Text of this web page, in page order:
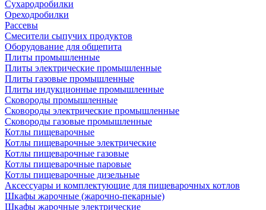
Сухародробилки
Ореходробилки
Рассевы
Смесители сыпучих продуктов
Оборудование для общепита
Плиты промышленные
Плиты электрические промышленные
Плиты газовые промышленные
Плиты индукционные промышленные
Сковороды промышленные
Сковороды электрические промышленные
Сковороды газовые промышленные
Котлы пищеварочные
Котлы пищеварочные электрические
Котлы пищеварочные газовые
Котлы пищеварочные паровые
Котлы пищеварочные дизельные
Аксессуары и комплектующие для пищеварочных котлов
Шкафы жарочные (жарочно-пекарные)
Шкафы жарочные электрические